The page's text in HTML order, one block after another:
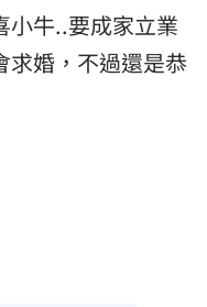
小牛..要成家立業
求婚，不過還是恭